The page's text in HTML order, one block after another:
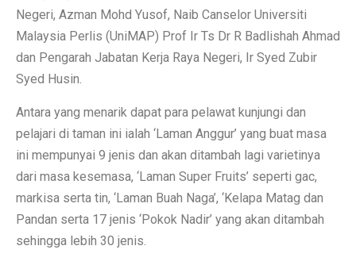
Negeri, Azman Mohd Yusof, Naib Canselor Universiti
Malaysia Perlis (UniMAP) Prof Ir Ts Dr R Badlishah Ahmad
dan Pengarah Jabatan Kerja Raya Negeri, Ir Syed Zubir
Syed Husin.
Antara yang menarik dapat para pelawat kunjungi dan
pelajari di taman ini ialah ‘Laman Anggur’ yang buat masa
ini mempunyai 9 jenis dan akan ditambah lagi varietinya
dari masa kesemasa, ‘Laman Super Fruits’ seperti gac,
markisa serta tin, ‘Laman Buah Naga’, ‘Kelapa Matag dan
Pandan serta 17 jenis ‘Pokok Nadir’ yang akan ditambah
sehingga lebih 30 jenis.